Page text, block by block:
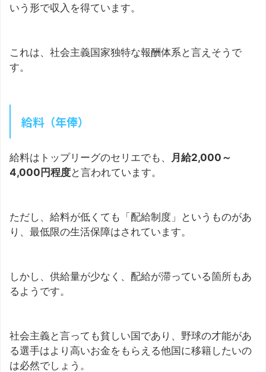
いう形で収入を得ています。
これは、社会主義国家独特な報酬体系と言えそうで
す。
給料（年俸）
給料はトップリーグのセリエでも、 月給2,000～
4,000円程度と言われています。
ただし、給料が低くても「配給制度」というものがあ
り、最低限の生活保障はされています。
しかし、供給量が少なく、配給が滞っている箇所もあ
るようです。
社会主義と言っても貧しい国であり、野球の才能があ
る選手はより高いお金をもらえる他国に移籍したいの
は必然でしょう。